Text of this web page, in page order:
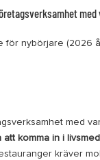
för nybörjare (2026
med
att komma in i
kräver